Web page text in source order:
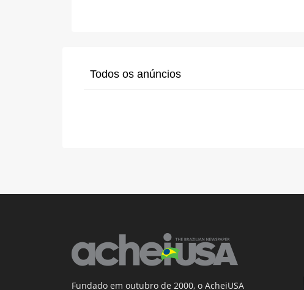
Todos os anúncios
Fundado em outubro de 2000, o AcheiUSA